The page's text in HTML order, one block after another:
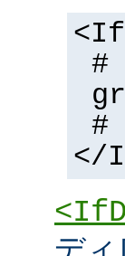
#
#
</
デ